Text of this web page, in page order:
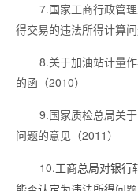
7.国家工商行政管
得交易的违法所得计算
8.关于加油站计量
的函（2010）
9.国家质检总局关
问题的意见（2011）
10.工商总局对银行